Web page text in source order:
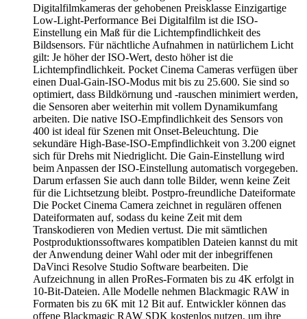
Digitalfilmkameras der gehobenen Preisklasse Einzigartige
Low-Light-Performance Bei Digitalfilm ist die ISO-
Einstellung ein Maß für die Lichtempfindlichkeit des
Bildsensors. Für nächtliche Aufnahmen in natürlichem Licht
gilt: Je höher der ISO-Wert, desto höher ist die
Lichtempfindlichkeit. Pocket Cinema Cameras verfügen über
einen Dual-Gain-ISO-Modus mit bis zu 25.600. Sie sind so
optimiert, dass Bildkörnung und -rauschen minimiert werden,
die Sensoren aber weiterhin mit vollem Dynamikumfang
arbeiten. Die native ISO-Empfindlichkeit des Sensors von
400 ist ideal für Szenen mit Onset-Beleuchtung. Die
sekundäre High-Base-ISO-Empfindlichkeit von 3.200 eignet
sich für Drehs mit Niedriglicht. Die Gain-Einstellung wird
beim Anpassen der ISO-Einstellung automatisch vorgegeben.
Darum erfassen Sie auch dann tolle Bilder, wenn keine Zeit
für die Lichtsetzung bleibt. Postpro-freundliche Dateiformate
Die Pocket Cinema Camera zeichnet in regulären offenen
Dateiformaten auf, sodass du keine Zeit mit dem
Transkodieren von Medien vertust. Die mit sämtlichen
Postproduktionssoftwares kompatiblen Dateien kannst du mit
der Anwendung deiner Wahl oder mit der inbegriffenen
DaVinci Resolve Studio Software bearbeiten. Die
Aufzeichnung in allen ProRes-Formaten bis zu 4K erfolgt in
10-Bit-Dateien. Alle Modelle nehmen Blackmagic RAW in
Formaten bis zu 6K mit 12 Bit auf. Entwickler können das
offene Blackmagic RAW SDK kostenlos nutzen, um ihre